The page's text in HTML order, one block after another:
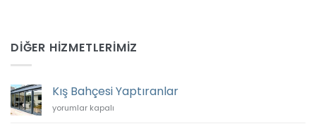
DIĞER HIZMETLERIMIZ
Kış Bahçesi Yaptıranlar
Kış
yorumlar kapalı